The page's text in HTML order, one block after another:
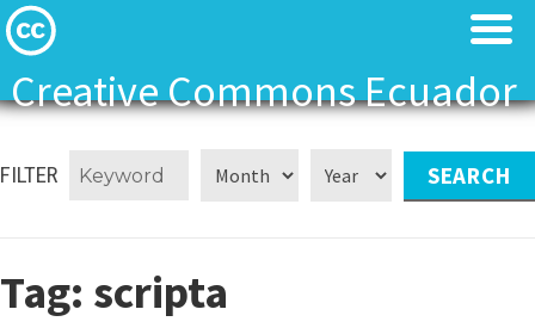
Creative Commons Ecuador
FILTER
Tag: scripta